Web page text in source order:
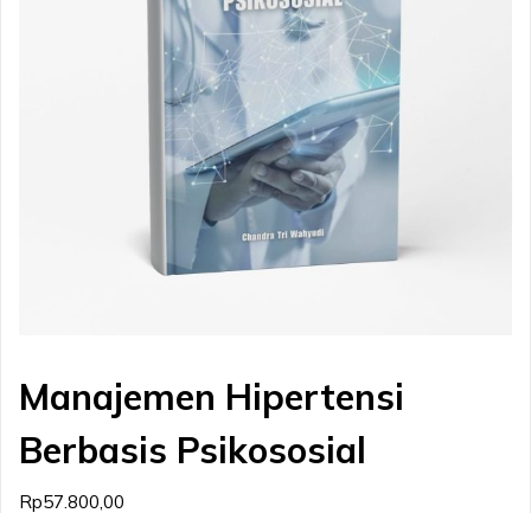
Manajemen Hipertensi
Berbasis Psikososial
Rp57.800,00